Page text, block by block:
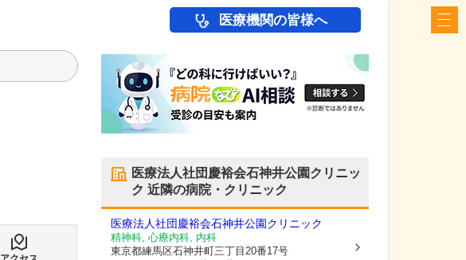
医療機関の皆様へ
医療法人社団慶裕会石神井公園クリニッ
ク 近隣の病院・クリニック
医療法人社団慶裕会石神井公園クリニック
精神科, 心療内科, 内科
東京都練馬区石神井町三丁目20番17号